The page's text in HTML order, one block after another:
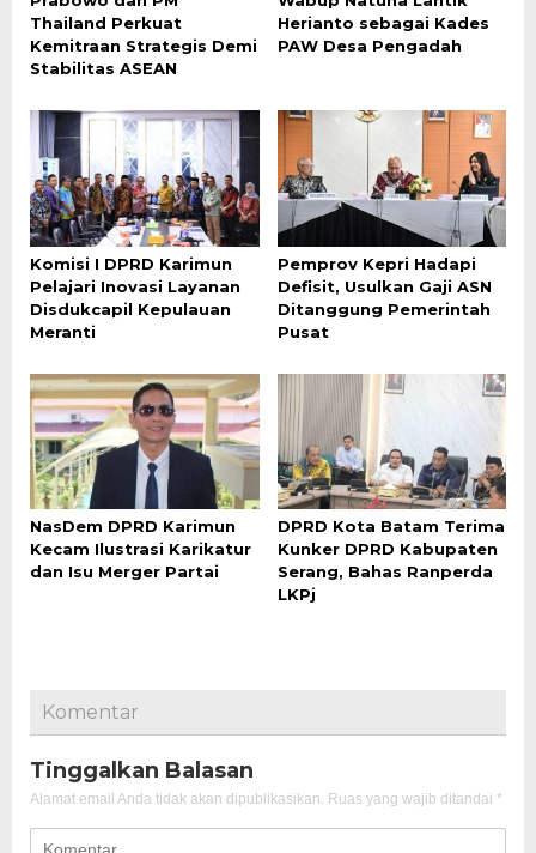
Thailand Perkuat
Kemitraan Strategis Demi
Stabilitas ASEAN
Herianto sebagai Kades
PAW Desa Pengadah
Komisi I DPRD Karimun
Pelajari Inovasi Layanan
Disdukcapil Kepulauan
Meranti
Pemprov Kepri Hadapi
Defisit, Usulkan Gaji ASN
Ditanggung Pemerintah
Pusat
NasDem DPRD Karimun
Kecam Ilustrasi Karikatur
dan Isu Merger Partai
DPRD Kota Batam Terima
Kunker DPRD Kabupaten
Serang, Bahas Ranperda
LKPj
Komentar
Tinggalkan Balasan
Alamat email Anda tidak akan dipublikasikan. Ruas yang wajib ditandai *